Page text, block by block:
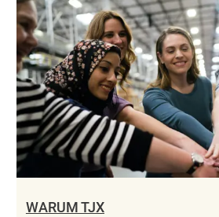
WARUM TJX